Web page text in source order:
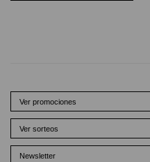
Ver promociones
Ver sorteos
Newsletter